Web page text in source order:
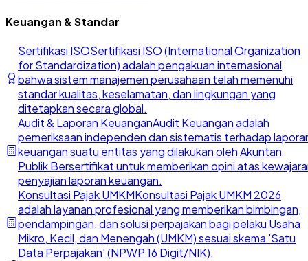
Keuangan & Standar
Sertifikasi ISOSertifikasi ISO (International Organization
for Standardization) adalah pengakuan internasional
bahwa sistem manajemen perusahaan telah memenuhi
standar kualitas, keselamatan, dan lingkungan yang
ditetapkan secara global.
Audit & Laporan KeuanganAudit Keuangan adalah
pemeriksaan independen dan sistematis terhadap
keuangan suatu entitas yang dilakukan oleh Akuntan
Publik Bersertifikat untuk memberikan opini atas
penyajian laporan keuangan.
Konsultasi Pajak UMKMKonsultasi Pajak UMKM 2026
adalah layanan profesional yang memberikan bimbingan,
pendampingan, dan solusi perpajakan bagi pelaku Usaha
Mikro, Kecil, dan Menengah (UMKM) sesuai skema 'Satu
Data Perpajakan' (NPWP 16 Digit/NIK).